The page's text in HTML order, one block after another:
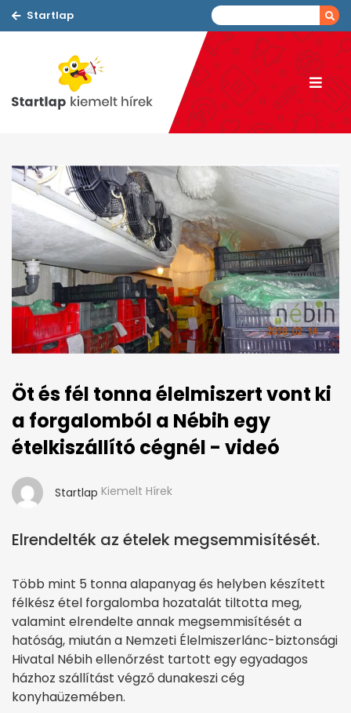
Startlap
Öt és fél tonna élelmiszert vont ki
a forgalomból a Nébih egy
ételkiszállító cégnél - videó
Startlap Kiemelt Hírek
Elrendelték az ételek megsemmisítését.
Több mint 5 tonna alapanyag és helyben készített
félkész étel forgalomba hozatalát tiltotta meg,
valamint elrendelte annak megsemmisítését a
hatóság, miután a Nemzeti Élelmiszerlánc-biztonsági
Hivatal Nébih ellenőrzést tartott egy egyadagos
házhoz szállítást végző dunakeszi cég
konyhaüzemében.